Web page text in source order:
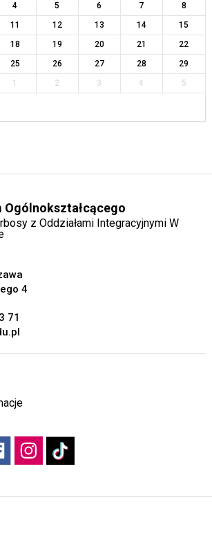
4 5 6 7
8
11 12 13 14
15
18 19 20 21
22
25 26 27 28
29
1 2 3 4 5
Ogólnokształcącego
z Oddziałami Integracyjnymi W
4
71